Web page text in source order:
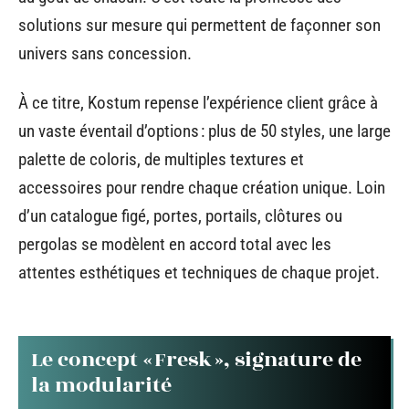
solutions sur mesure qui permettent de façonner son
univers sans concession.
À ce titre, Kostum repense l’expérience client grâce à
un vaste éventail d’options : plus de 50 styles, une large
palette de coloris, de multiples textures et
accessoires pour rendre chaque création unique. Loin
d’un catalogue figé, portes, portails, clôtures ou
pergolas se modèlent en accord total avec les
attentes esthétiques et techniques de chaque projet.
Le concept « Fresk », signature de
la modularité